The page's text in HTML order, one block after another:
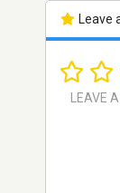
Leave